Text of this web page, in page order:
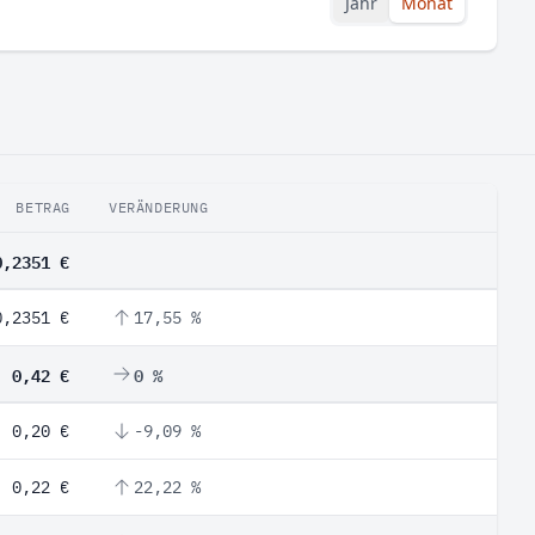
BETRAG VERÄNDERUNG
€
€ 17,55 %
0,42 € 0 %
0,20 € -9,09 %
0,22 € 22,22 %